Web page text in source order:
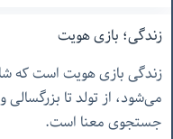
زندگی؛ بازی هویت
زندگی بازی هویت است که
می‌شود، از تولد تا
جستجوی معنا است.